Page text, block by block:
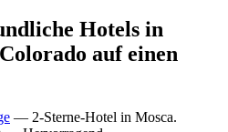
Hotels in
auf einen
— 2-Sterne-Hotel in Mosca.